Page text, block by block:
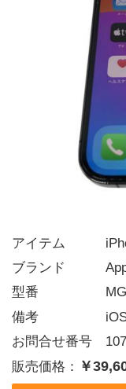
アイテム
ブランド
型番
備考     iOS
お問合せ番号
販売価格： ￥